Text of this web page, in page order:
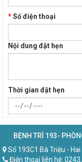
*Số điện thoại
Nội dung đặt hẹn
Thời gian đặt hẹn
BỆNH TRĨ 193-
Số 193C1 Bà Triệu -
Điện thoại liên hệ: